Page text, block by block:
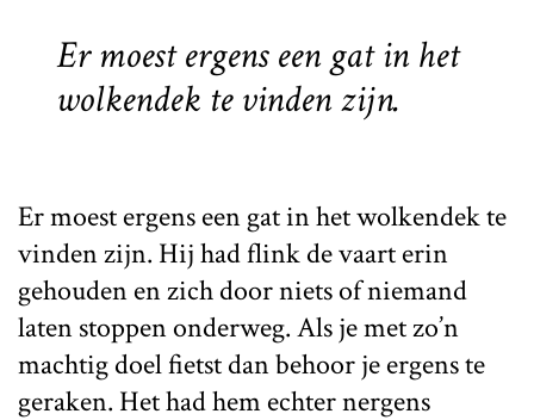
Er moest ergens een gat in het
wolkendek te vinden zijn.
Er moest ergens een gat in het wolkendek te
vinden zijn. Hij had flink de vaart erin
gehouden en zich door niets of niemand
laten stoppen onderweg. Als je met zo’n
machtig doel fietst dan behoor je ergens te
geraken. Het had hem echter nergens